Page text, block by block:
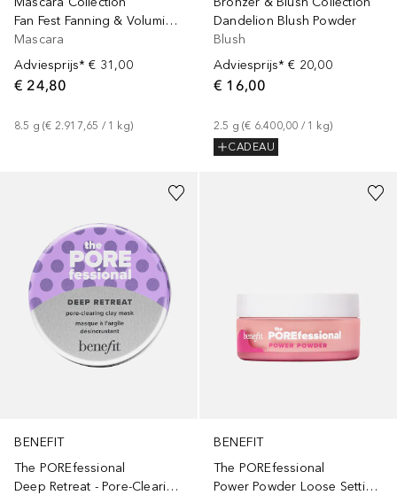
Fan Fest Fanning & Volumizing
Mascara
Adviesprijs* € 31,00
€ 24,80
8.5 g (€ 2.917,65 / 1 kg)
Dandelion Blush Powder
Blush
Adviesprijs* € 20,00
€ 16,00
2.5 g (€ 6.400,00 / 1 kg)
CADEAU
BENEFIT
The POREfessional
Deep Retreat - Pore-Clearing Clay Mask
BENEFIT
The POREfessional
Power Powder Loose Setting Powder